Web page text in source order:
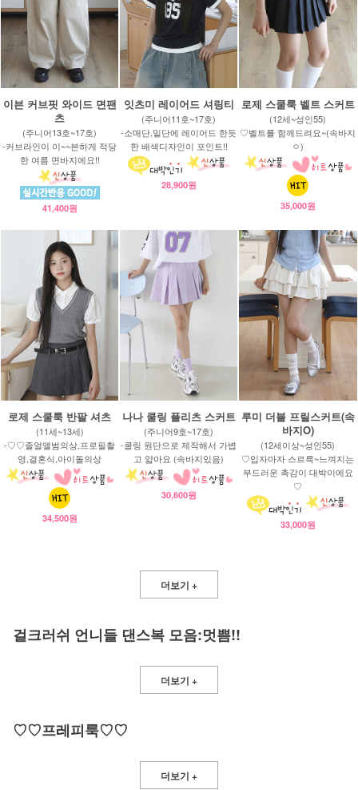
이븐 커브핏 와이드 면팬
츠
(주니어13호~17호)
-커브라인이 이~~븐하게 적당
한 여름 면바지에요!!
41,400원
잇츠미 레이어드 셔링티
(주니어11호~17호)
-소매단,밑단에 레이어드 한듯
한 배색디자인이 포인트!!
28,900원
로제 스쿨룩 벨트 스커트
(12세~성인55)
♡벨트를 함께드려요~(속바지
ㅇ)
35,000원
로제 스쿨룩 반팔 셔츠
(11세~13세)
-♡♡졸얼앨범의상,프로필촬
영,결혼식,아이돌의상
34,500원
나나 쿨링 플리츠 스커트
(주니어9호~17호)
-쿨링 원단으로 제작해서 가볍
고 얇아요 (속바지있음)
30,600원
루미 더블 프릴스커트(속
바지O)
(12세이상~성인55)
♡입자마자 스르륵~느껴지는
부드러운 촉감이 대박이에요
♡
33,000원
더보기 +
걸크러쉬 언니들 댄스복 모음:멋쁨!!
더보기 +
♡♡프레피룩♡♡
더보기 +